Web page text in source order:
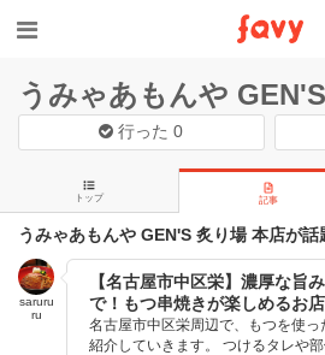
うみゃあもんや
行った0
トップ 記事
うみゃあもんや GEN'S 炙り場 本店が
saruru
ru
【名古屋市中区栄】濃厚な旨
で！もつ串焼きが楽しめるお
名古屋市中区栄周辺で、もつを使
紹介していきます。 つけるタレや